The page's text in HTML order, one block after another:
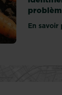
En savoir